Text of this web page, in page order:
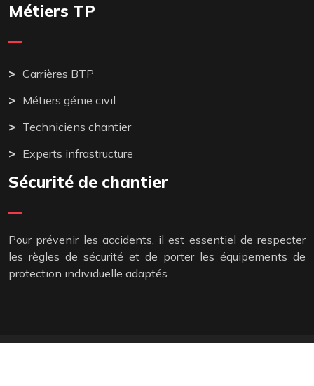
Métiers TP
Carrières BTP
Métiers génie civil
Techniciens chantier
Experts infrastructure
Sécurité de chantier
Pour prévenir les accidents, il est essentiel de respecter
les règles de sécurité et de porter les équipements de
protection individuelle adaptés.